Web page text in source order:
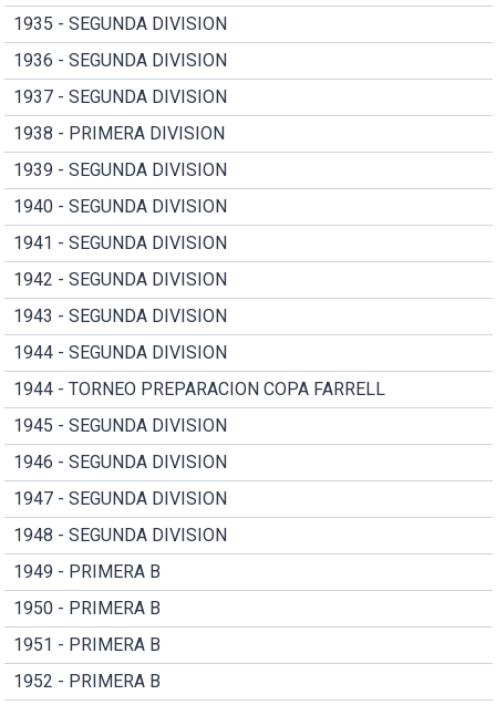
1935 - SEGUNDA DIVISION
1936 - SEGUNDA DIVISION
1937 - SEGUNDA DIVISION
1938 - PRIMERA DIVISION
1939 - SEGUNDA DIVISION
1940 - SEGUNDA DIVISION
1941 - SEGUNDA DIVISION
1942 - SEGUNDA DIVISION
1943 - SEGUNDA DIVISION
1944 - SEGUNDA DIVISION
1944 - TORNEO PREPARACION COPA FARRELL
1945 - SEGUNDA DIVISION
1946 - SEGUNDA DIVISION
1947 - SEGUNDA DIVISION
1948 - SEGUNDA DIVISION
1949 - PRIMERA B
1950 - PRIMERA B
1951 - PRIMERA B
1952 - PRIMERA B